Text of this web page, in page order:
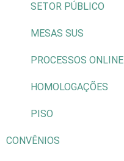
SETOR PÚBLICO
MESAS SUS
PROCESSOS ONLINE
HOMOLOGAÇÕES
PISO
CONVÊNIOS